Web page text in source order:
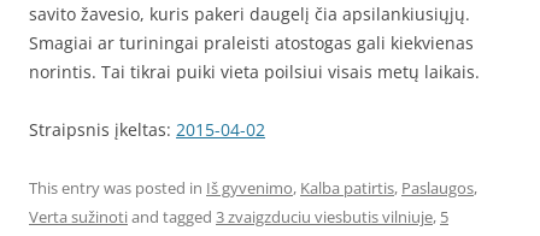
savito žavesio, kuris pakeri daugelį čia apsilankiusiųjų.
Smagiai ar turiningai praleisti atostogas gali kiekvienas
norintis. Tai tikrai puiki vieta poilsiui visais metų laikais.
Straipsnis įkeltas: 2015-04-02
This entry was posted in Iš gyvenimo, Kalba patirtis, Paslaugos,
Verta sužinotiand tagged 3 zvaigzduciu viesbutis vilniuje, 5